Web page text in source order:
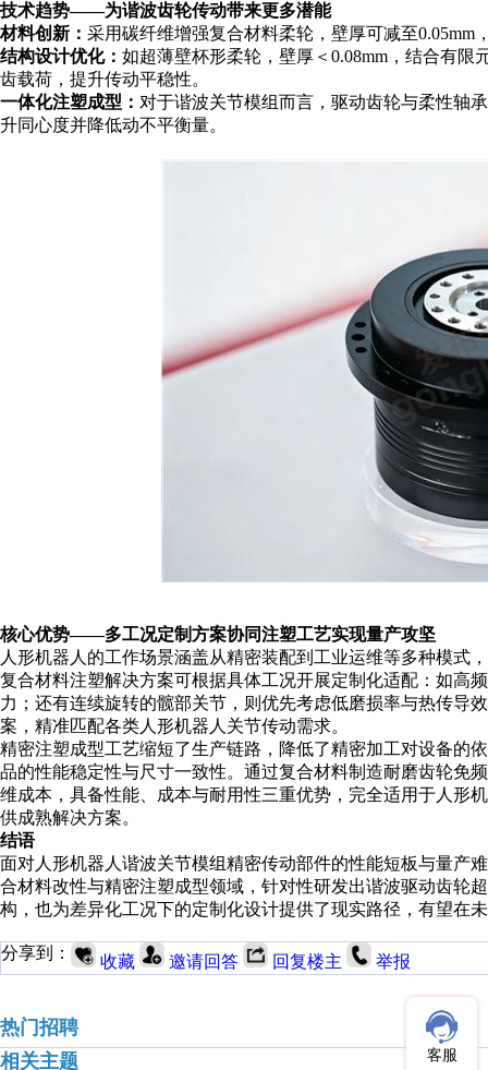
技术趋势——为谐波齿轮传动带来更多潜能
材料创新 ： 采用碳纤维增强复合材料柔轮，壁厚可减至0.05mm
结构设计优化： 如超薄壁杯形柔轮，壁厚 ＜ 0.08mm，结合有限
齿载荷，提升传动平稳性。
一体化注塑成型： 对于谐波关节模组而言，驱动齿轮与柔性轴
升同心度并降低动不平衡量。
核心优势——多工况定制方案协同注塑工艺实现量产攻坚
人形机器人的工作场景涵盖从精密装配到 工业运维等多种模式
复合材料注塑解决方案可根据具体工况开展定制化适配 ：如高
力； 还有连续旋转的髋部关节，则优先考虑低磨损率与热传导
案，精准匹配各类人形机器人关节传动需求。
精密注塑成型工艺缩短了生产链路，降低了精密加工对设备的
品的性能稳定性与尺寸一致性。 通过复合材料制造耐磨齿轮免
维成本， 具备性能、成本与耐用性三重优势，完全适用于人形
供成熟解决方案。
结语
面对人形机器人谐波关节模组精密传动部件的性能短板与量产
合材料改性与精密注塑成型领域，针对性研发出谐波驱动齿轮
构， 也为差异化工况下的定制化设计提供了现实路径 ， 有望在
分享到： 收藏 邀请回答 回复楼主 举报
热门招聘
相关主题
客服